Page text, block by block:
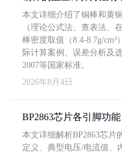
本文详细介绍了铜棒和黄
（理论公式法、查表法、
棒密度取值（8.4-8.7g/
际计算案例、误差分析及
2007等国家标准。
2026年8月4日
BP2863芯片各引脚功能
本文详细解析BP2863芯片
定义、典型电压/电流值、